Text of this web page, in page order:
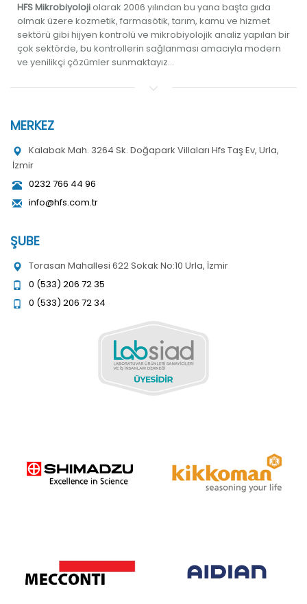
HFS Mikrobiyolojiolarak 2006 yılından bu yana başta gıda
olmak üzere kozmetik, farmasötik, tarım, kamu ve hizmet
sektörü gibi hijyen kontrolü ve mikrobiyolojik analiz yapılan bir
çok sektörde, bu kontrollerin sağlanması amacıyla modern
ve yenilikçi çözümler sunmaktayız...
MERKEZ
Kalabak Mah. 3264 Sk. Doğapark Villaları Hfs Taş Ev, Urla,
İzmir
0232 766 44 96
info@hfs.com.tr
ŞUBE
Torasan Mahallesi 622 Sokak No:10 Urla, İzmir
0 (533) 206 72 35
0 (533) 206 72 34